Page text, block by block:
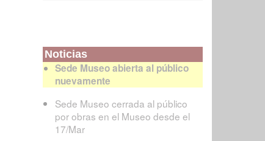
Noticias
Sede Museo abierta al público
nuevamente
Sede Museo cerrada al público
por obras en el Museo desde el
17/Mar